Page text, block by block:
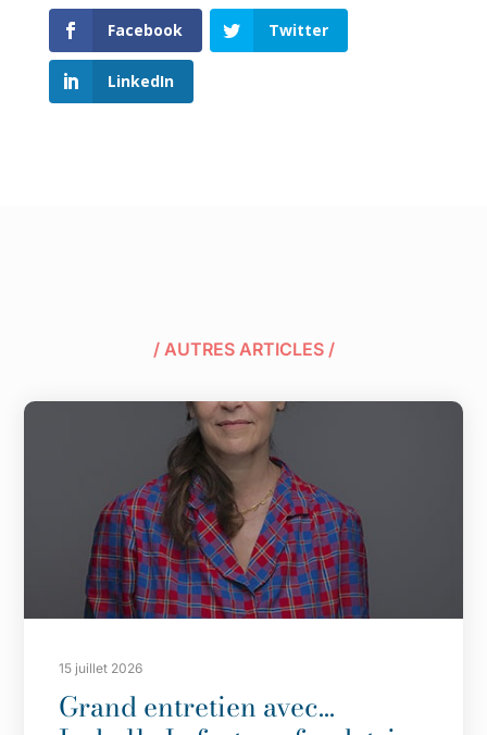
Facebook Twitter
LinkedIn
/ AUTRES ARTICLES /
15 juillet 2026
Grand entretien avec…